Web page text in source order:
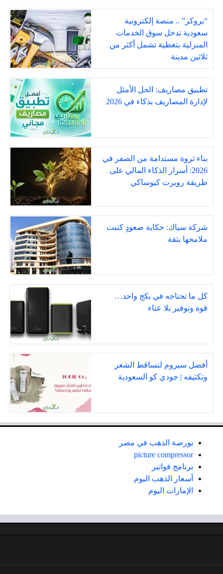
“بروكر” .. منصة إلكترونية
سعودية تدخل سوق الخدمات
المنزلية بتغطية تشمل أكثر من
ثلاثين مدينة
تطبيق مصاريف: الحل الأمثل
لإدارة المصاريف بذكاء في 2026
بناء ثروة مستدامة من الصفر في
2026: أسرار الذكاء المالي على
طريقة روبرت كيوساكي
شركة سياك: حكاية صعودٍ كتبت
ملامحها بثقة
كل ما تحتاجه في بكج واحد…
قوة وتوفير بلا عناء
أفضل سيروم لتساقط الشعر
وتكثيفه | جودي كو السعودية
بورصة الذهب في مصر
picture compressor
برنامج فواتير
أسعار الذهب اليوم
الإمارات اليوم